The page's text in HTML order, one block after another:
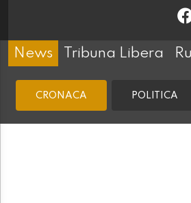
News Tribuna Libera
CRONACA POLITICA